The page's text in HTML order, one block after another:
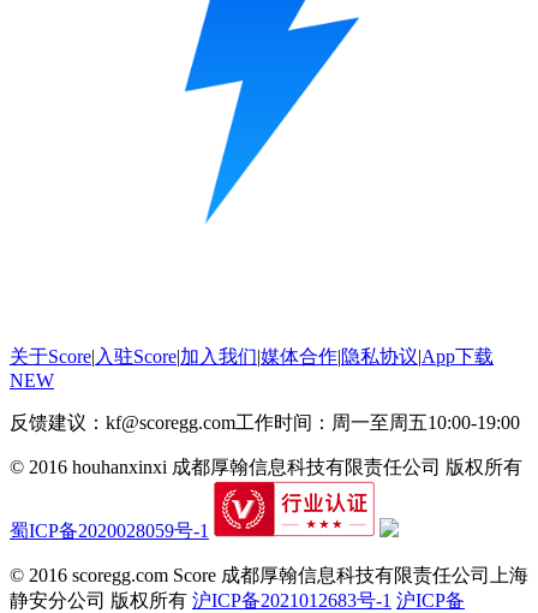
关于Score| 入驻Score|加入我们|媒体合作|隐私协议|App下载
NEW
反馈建议：kf@scoregg.com工作时间：周一至周五10:00-19:00
© 2016 houhanxinxi 成都厚翰信息科技有限责任公司 版权所有
蜀ICP备2020028059号-1
© 2016 scoregg.com Score 成都厚翰信息科技有限责任公司上海
静安分公司 版权所有 沪ICP备2021012683号-1 沪ICP备